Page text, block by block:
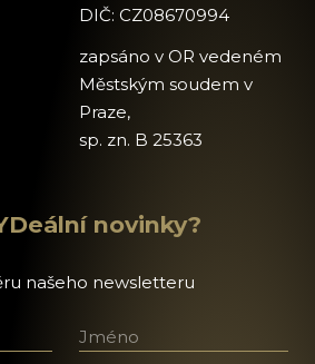
DIČ: CZ08670994
zapsáno v OR vedeném
Městským soudem v
Praze,
sp. zn. B 25363
novinky?
našeho newsletteru
Jméno a příjmení